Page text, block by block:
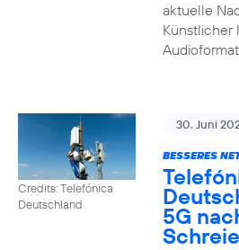
aktuelle
Künstlicher
Credits: Telefónica
Deutschland
30. Juni
BESSERES
5G